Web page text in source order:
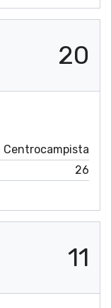
20
Centrocampista
26
11